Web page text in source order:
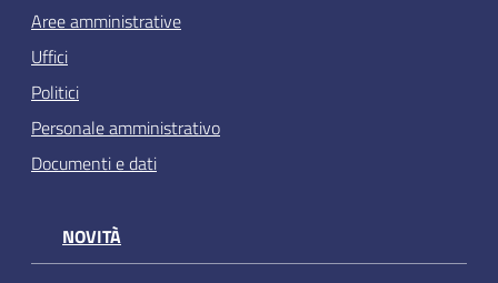
Aree amministrative
Uffici
Politici
Personale amministrativo
Documenti e dati
NOVITÀ